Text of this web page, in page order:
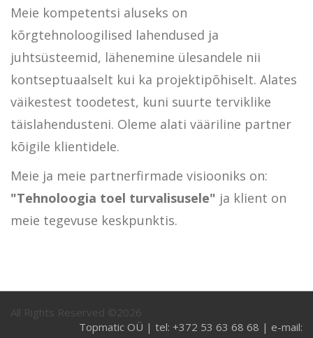
Meie kompetentsi aluseks on
kõrgtehnoloogilised lahendused ja
juhtsüsteemid, lähenemine ülesandele nii
kontseptuaalselt kui ka projektipõhiselt. Alates
väikestest toodetest, kuni suurte terviklike
täislahendusteni. Oleme alati vääriline partner
kõigile klientidele.
Meie ja meie partnerfirmade visiooniks on:
"Tehnoloogia toel turvalisusele" ja klient on
meie tegevuse keskpunktis.
All Rights Reserved ©2026
Topmatic OÜ | tel: +372 53 63 68 68 | e-mail: